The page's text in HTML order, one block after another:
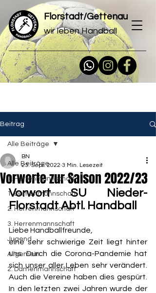
Florstadt/Gettenau
wir leben Handball
Beitrag
Alle Beiträge
1. Herrenmannschaft
1. Damenmannschaft
2. Herrenmannschaft
3. Herrenmannschaft
Jugend
Allgemein
2. Damenmannschaft
Alle Beiträge
Vorworte zur Saison 2022/23
BN
23. Sept. 2022 3 Min. Lesezeit
Vorwort SU Nieder-
Florstadt Abtl. Handball
Liebe Handballfreunde,
eine sehr schwierige Zeit liegt hinter
uns. Durch die Corona-Pandemie hat
sich unser aller Leben sehr verändert.
Auch die Vereine haben dies gespürt.
In den letzten zwei Jahren wurde der